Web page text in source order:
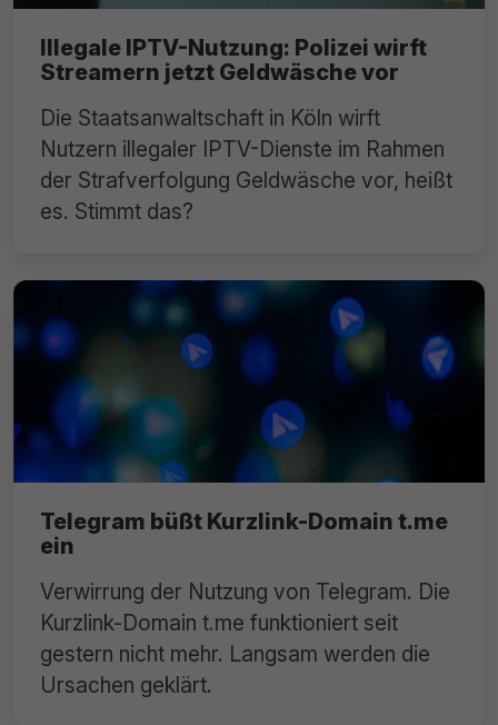
Illegale IPTV-Nutzung: Polizei wirft
Streamern jetzt Geldwäsche vor
Die Staatsanwaltschaft in Köln wirft
Nutzern illegaler IPTV-Dienste im Rahmen
der Strafverfolgung Geldwäsche vor, heißt
es. Stimmt das?
Telegram büßt Kurzlink-Domain t.me
ein
Verwirrung der Nutzung von Telegram. Die
Kurzlink-Domain t.me funktioniert seit
gestern nicht mehr. Langsam werden die
Ursachen geklärt.